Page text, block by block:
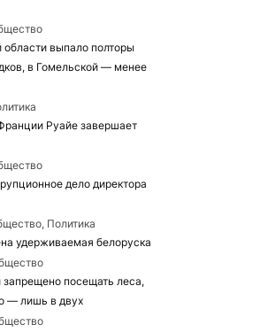
выпало полторы
в Гомельской — менее
Руайе завершает
дело директора
Политика
удерживаемая белоруска
запрещено посещать леса,
— лишь в двух